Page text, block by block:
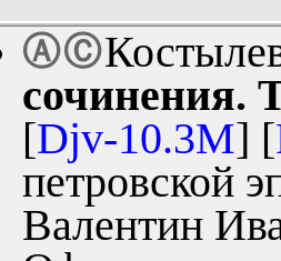
ⒶⒸ
сочинения.
[Djv-10.3M] [
петровской
Валентин